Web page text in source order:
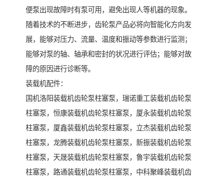
便泵出现故障时有泵可用，避免出现人等机器的现象。
随着技术的不断进步，齿轮泵产品必将向智能化方向发
展，能够对压力、流量、温度和振动等参数进行监测；
能够对泵的轴、轴承和密封的状况进行评估；能够对故
障的原因进行诊断等。
装载机配件：
国机洛阳装载机齿轮泵柱塞泵，瑞诺重工装载机齿轮泵
柱塞泵，恒康装载机齿轮泵柱塞泵，厦永装载机齿轮泵
柱塞泵，厦鑫装载机齿轮泵柱塞泵，立杰装载机齿轮泵
柱塞泵，龙腾装载机齿轮泵柱塞泵，新振装载机齿轮泵
柱塞泵，天晟装载机齿轮泵柱塞泵，鲁宇装载机齿轮泵
柱塞泵，路通装载机齿轮泵柱塞泵，中科聚峰装载机齿